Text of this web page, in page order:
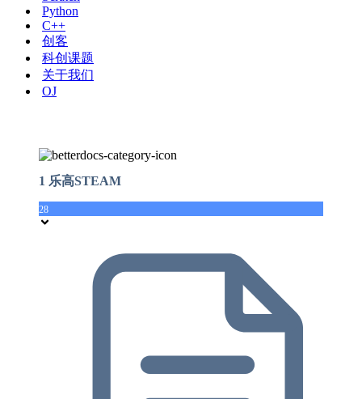
Python
C++
创客
科创课题
关于我们
OJ
1 乐高STEAM
28